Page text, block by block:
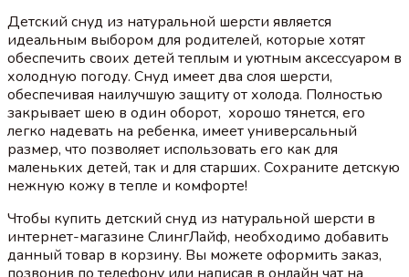
Детский снуд из натуральной шерсти является
идеальным выбором для родителей, которые хотят
обеспечить своих детей теплым и уютным аксессуаром в
холодную погоду. Снуд имеет два слоя шерсти,
обеспечивая наилучшую защиту от холода. Полностью
закрывает шею в один оборот, хорошо тянется, его
легко надевать на ребенка, имеет универсальный
размер, что позволяет использовать его как для
маленьких детей, так и для старших. Сохраните детскую
нежную кожу в тепле и комфорте!
Чтобы купить детский снуд из натуральной шерсти в
интернет-магазине СлингЛайф, необходимо добавить
данный товар в корзину. Вы можете оформить заказ,